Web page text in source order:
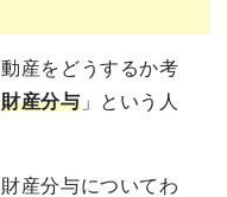
産をどうするか考
財産分与」という人
産分与についてわ